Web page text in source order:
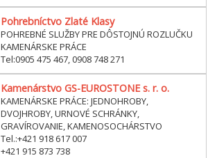
Pohrebníctvo Zlaté Klasy
POHREBNÉ SLUŽBY PRE DÔSTOJNÚ ROZLUČKU
KAMENÁRSKE PRÁCE
Tel:0905 475 467, 0908 748 271
Kamenárstvo GS-EUROSTONE s. r. o.
KAMENÁRSKE PRÁCE: JEDNOHROBY,
DVOJHROBY, URNOVÉ SCHRÁNKY,
GRAVÍROVANIE, KAMENOSOCHÁRSTVO
Tel.:+421 918 617 007
+421 915 873 738